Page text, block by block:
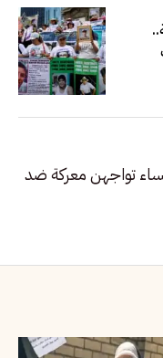
تواجهن معركة ضد